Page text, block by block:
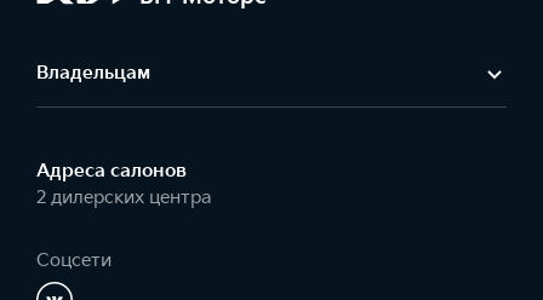
Владельцам
Адреса салонов
2 дилерских центра
Соцсети